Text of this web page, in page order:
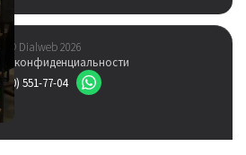
© Dialweb 2026
конфиденциальности
551-77-04